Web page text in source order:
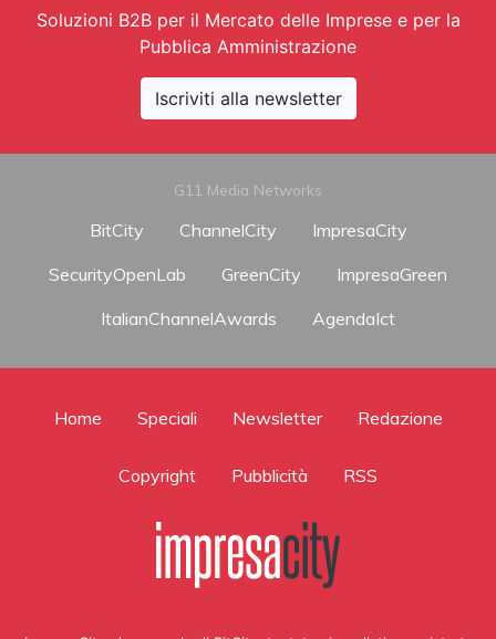
Soluzioni B2B per il Mercato delle Imprese e per la
Pubblica Amministrazione
Iscriviti alla newsletter
G11 Media Networks
BitCity ChannelCity
ImpresaCity
SecurityOpenLab
GreenCity
ImpresaGreen
ItalianChannelAwards
AgendaIct
Home Speciali Newsletter Redazione
Copyright Pubblicità RSS